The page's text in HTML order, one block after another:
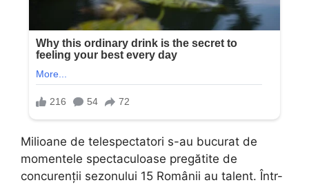
Milioane de telespectatori s-au bucurat de
momentele spectaculoase pregătite de
concurenții sezonului 15 Românii au talent. Într-